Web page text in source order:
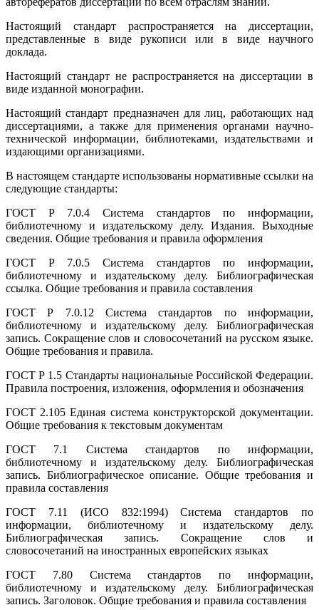
Настоящий стандарт распространяется на диссертации,
представленные в виде рукописи или в виде научного
доклада.
Настоящий стандарт не распространяется на диссертации в
виде изданной монографии.
Настоящий стандарт предназначен для лиц, работающих над
диссертациями, а также для применения органами научно-
технической информации, библиотеками, издательствами и
издающими организациями.
В настоящем стандарте использованы нормативные ссылки на
следующие стандарты:
ГОСТ Р 7.0.4 Система стандартов по информации,
библиотечному и издательскому делу. Издания. Выходные
сведения. Общие требования и правила оформления
ГОСТ Р 7.0.5 Система стандартов по информации,
библиотечному и издательскому делу. Библиографическая
ссылка. Общие требования и правила составления
ГОСТ Р 7.0.12Система стандартов по информации,
библиотечному и издательскому делу. Библиографическая
запись. Сокращение слов и словосочетаний на русском языке.
Общие требования и правила.
ГОСТ Р 1.5 Стандарты национальные Российской Федерации.
Правила построения, изложения, оформления и обозначения
ГОСТ 2.105 Единая система конструкторской документации.
Общие требования к текстовым документам
ГОСТ 7.1 Система стандартов по информации,
библиотечному и издательскому делу. Библиографическая
запись. Библиографическое описание. Общие требования и
правила составления
ГОСТ 7.11 (ИСО 832:1994) Система стандартов по
информации, библиотечному и издательскому делу.
Библиографическая запись. Сокращение слов и
словосочетаний на иностранных европейских языках
ГОСТ 7.80Система стандартов по информации,
библиотечному и издательскому делу. Библиографическая
запись. Заголовок. Общие требования и правила составления